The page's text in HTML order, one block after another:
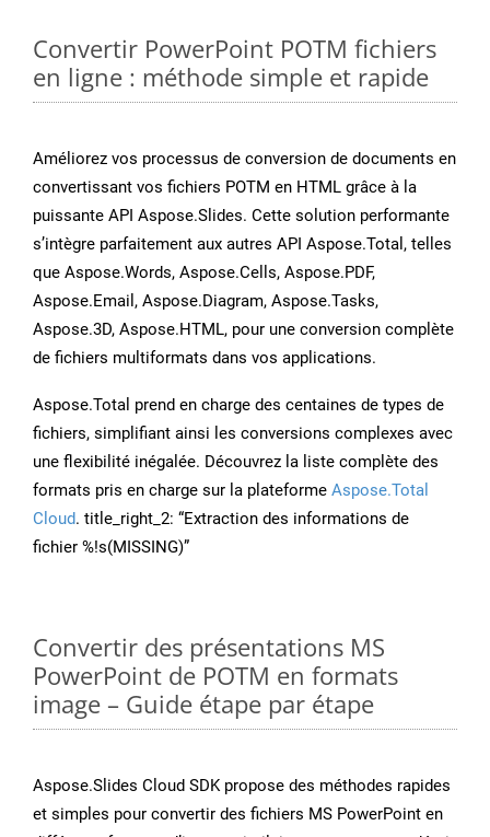
Convertir PowerPoint POTM fichiers
en ligne : méthode simple et rapide
Améliorez vos processus de conversion de documents en
convertissant vos fichiers POTM en HTML grâce à la
puissante API Aspose.Slides. Cette solution performante
s’intègre parfaitement aux autres API Aspose.Total, telles
que Aspose.Words, Aspose.Cells, Aspose.PDF,
Aspose.Email, Aspose.Diagram, Aspose.Tasks,
Aspose.3D, Aspose.HTML, pour une conversion complète
de fichiers multiformats dans vos applications.
Aspose.Total prend en charge des centaines de types de
fichiers, simplifiant ainsi les conversions complexes avec
une flexibilité inégalée. Découvrez la liste complète des
formats pris en charge sur la plateforme Aspose.Total
Cloud. title_right_2: “Extraction des informations de
fichier %!s(MISSING)”
Convertir des présentations MS
PowerPoint de POTM en formats
image – Guide étape par étape
Aspose.Slides Cloud SDK propose des méthodes rapides
et simples pour convertir des fichiers MS PowerPoint en